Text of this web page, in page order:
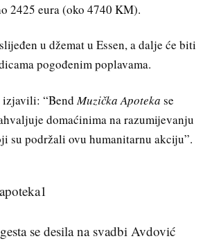
2425 eura (oko 4740 KM).
u džemat u Essen, a dalje će biti
pogođenim poplavama.
izjavili: “BendMuzička Apoteka se
domaćinima na razumijevanju
su podržali ovu humanitarnu akciju”.
se desila na svadbi Avdović